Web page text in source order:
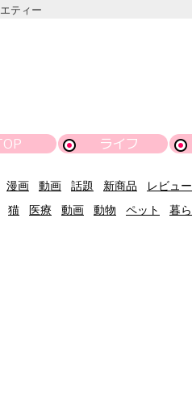
ティー
ライフ
漫画 動画 話題 新商品
レビュー
猫 医療 動画 動物 ペット 暮